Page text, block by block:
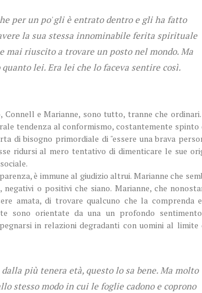
per un po' gli è entrato dentro e gli ha fatto
la sua stessa innominabile ferita spirituale
mai riuscito a trovare un posto nel mondo. Ma
lei. Era lei che lo faceva sentire così.
e Marianne, sono tutto, tranne che ordinari.
tendenza al conformismo, costantemente spinto
di bisogno primordiale di "essere una brava
ridursi al mero tentativo di dimenticare le sue
è immune al giudizio altrui. Marianne che
o positivi che siano. Marianne, che
amata, di trovare qualcuno che la comprenda
sono orientate da una un profondo
in relazioni degradanti con uomini al limite
più tenera età, questo lo sa bene. Ma molto
stesso modo in cui le foglie cadono e coprono